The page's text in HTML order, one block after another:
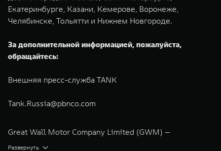
Екатеринбурге, Казани, Кемерове, Воронеже,
Челябинске, Тольятти и Нижнем Новгороде.
За дополнительной информацией, пожалуйста,
обращайтесь:
Внешняя пресс-служба TANK
Tank.Russia@pbnco.com
Great Wall Motor Company Limited (GWM) —
глобальный производитель внедорожников,
Развернуть